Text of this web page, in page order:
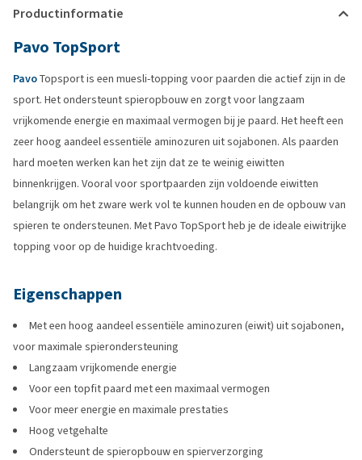
Productinformatie
Pavo TopSport
PavoTopsport is een muesli-topping voor paarden die actief zijn in de
sport. Het ondersteunt spieropbouw en zorgt voor langzaam
vrijkomende energie en maximaal vermogen bij je paard. Het heeft een
zeer hoog aandeel essentiële aminozuren uit sojabonen. Als paarden
hard moeten werken kan het zijn dat ze te weinig eiwitten
binnenkrijgen. Vooral voor sportpaarden zijn voldoende eiwitten
belangrijk om het zware werk vol te kunnen houden en de opbouw van
spieren te ondersteunen. Met Pavo TopSport heb je de ideale eiwitrijke
topping voor op de huidige krachtvoeding.
Eigenschappen
Met een hoog aandeel essentiële aminozuren (eiwit) uit sojabonen,
voor maximale spierondersteuning
Langzaam vrijkomende energie
Voor een topfit paard met een maximaal vermogen
Voor meer energie en maximale prestaties
Hoog vetgehalte
Ondersteunt de spieropbouw en spierverzorging